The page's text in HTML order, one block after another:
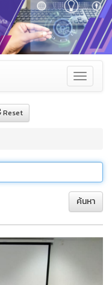
Toggle
Reset
ค้นหา